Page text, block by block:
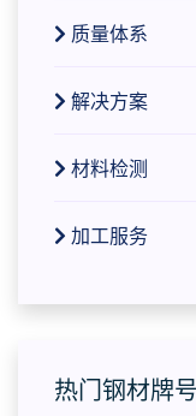
质量体系
解决方案
材料检测
加工服务
热门钢材牌号